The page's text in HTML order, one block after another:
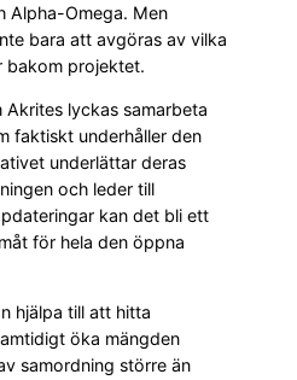
Alpha-Omega. Men
bara att avgöras av vilka
bakom projektet.
lyckas samarbeta
faktiskt underhåller den
underlättar deras
och leder till
kan det bli ett
för hela den öppna
hjälpa till att hitta
öka mängden
samordning större än